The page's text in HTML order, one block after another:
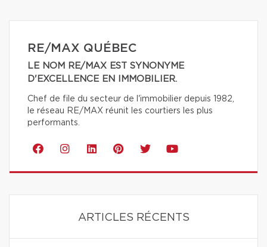
RE/MAX QUÉBEC
LE NOM RE/MAX EST SYNONYME
D'EXCELLENCE EN IMMOBILIER.
Chef de file du secteur de l'immobilier depuis 1982,
le réseau RE/MAX réunit les courtiers les plus
performants.
ARTICLES RÉCENTS